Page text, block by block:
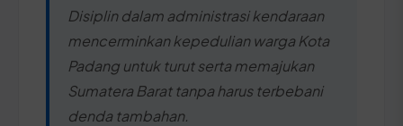
Disiplin dalam administrasi kendaraan
mencerminkan kepedulian warga Kota
Padang untuk turut serta memajukan
Sumatera Barat tanpa harus terbebani
denda tambahan.